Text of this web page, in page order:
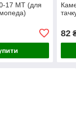
17 МТ (для
82